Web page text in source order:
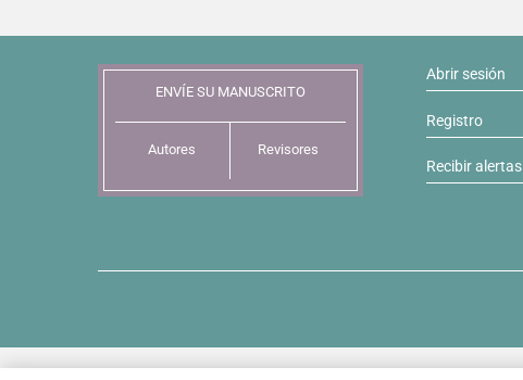
ENVÍE SU MANUSCRITO
Autores Revisores
Abrir sesión
Registro
Recibir alertas